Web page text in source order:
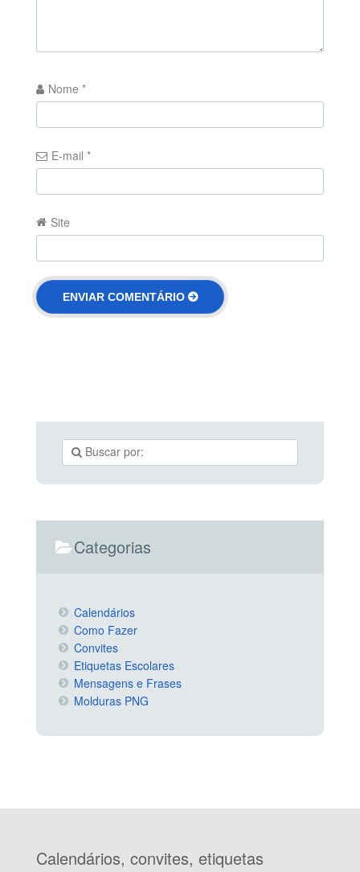
Nome *
E-mail *
Site
Categorias
Calendários
Como Fazer
Convites
Etiquetas Escolares
Mensagens e Frases
Molduras PNG
Calendários, convites, etiquetas